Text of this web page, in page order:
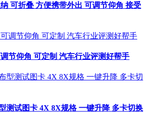
可折叠 方便携带外出 可调节仰角 接受
节仰角 可定制 汽车行业评测好帮手
测试图卡 4X 8X规格 一键升降 多卡切换